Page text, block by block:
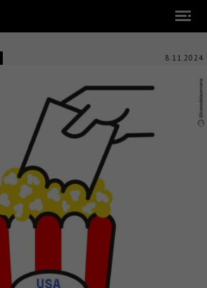
8.11.2024